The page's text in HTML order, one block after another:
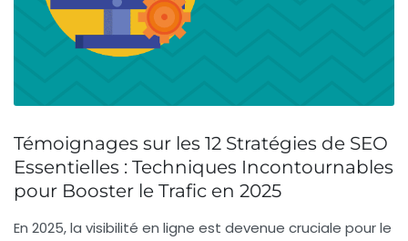
Témoignages sur les 12 Stratégies de SEO
Essentielles : Techniques Incontournables
pour Booster le Trafic en 2025
En 2025, la visibilité en ligne est devenue cruciale pour le